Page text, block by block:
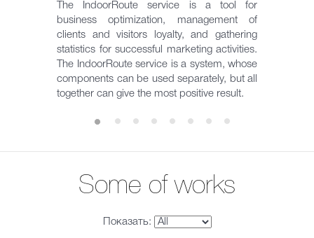
The IndoorRoute service is a tool for
business optimization, management of
clients and visitors loyalty, and gathering
statistics for successful marketing activities.
The IndoorRoute service is a system, whose
components can be used separately, but all
together can give the most positive result.
Some of works
Показать: